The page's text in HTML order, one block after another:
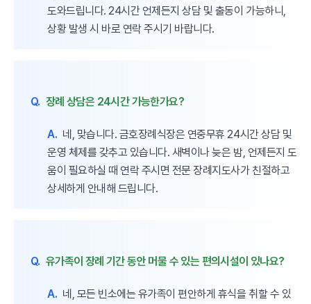
도와드립니다. 24시간 언제든지 상담 및 출동이 가능하니,
상황 발생 시 바로 연락 주시기 바랍니다.
Q. 장례 상담은 24시간 가능한가요?
A. 네, 맞습니다. 금호장례식장은 연중무휴 24시간 상담 및
운영 체제를 갖추고 있습니다. 새벽이나 늦은 밤, 언제든지 도
움이 필요하실 때 연락 주시면 전문 장례지도사가 친절하고
상세하게 안내해 드립니다.
Q. 유가족이 장례 기간 동안 머물 수 있는 편의시설이 있나요?
A. 네, 모든 빈소에는 유가족이 편안하게 휴식을 취할 수 있